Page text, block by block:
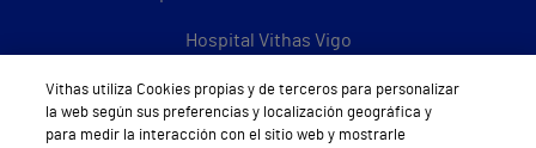
Hospital Vithas Vigo
Hospital Vithas Valencia Turia
Hospital Vithas Vitoria
Vithas utiliza Cookies propias y de terceros para personalizar
la web según sus preferencias y localización geográfica y
para medir la interacción con el sitio web y mostrarle